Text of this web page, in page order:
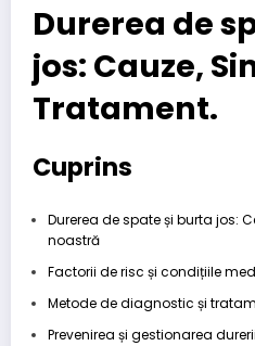
Durerea de
jos: Cauze,
Tratament.
Cuprins
Durerea de spate și burta jos:
noastră
Factorii de risc și condițiile
Metode de diagnostic și
Prevenirea și gestionarea